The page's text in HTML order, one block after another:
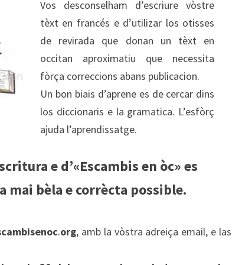
Vos desconselham d’escriure vòstre
tèxt en francés e d’utilizar los otisses
de revirada que donan un tèxt en
occitan aproximatiu que necessita
fòrça correccions abans publicacion.
Un bon biais d’aprene es de cercar dins
los diccionaris e la gramatica. L’esfòrç
ajuda l’aprendissatge.
e d’«Escambis en òc» es
mai bèla e corrècta possible.
.org, amb la vòstra adreiça email, e las